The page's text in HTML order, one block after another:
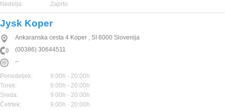
Nedelja:
Zaprto
Jysk Koper
Ankaranska cesta 4 Koper , SI 6000 Slovenija
(00386) 30644511
--
Ponedeljek:
9:00h - 20:00h
Torek:
9:00h - 20:00h
Sreda:
9:00h - 20:00h
Četrtek:
9:00h - 20:00h